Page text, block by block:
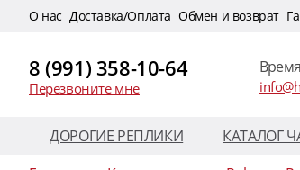
O нас Доставка/Оплата Обмен и возврат
8 (991) 358-10-64
Перезвоните мне
ДОРОГИЕ РЕПЛИКИ КАТАЛОГ